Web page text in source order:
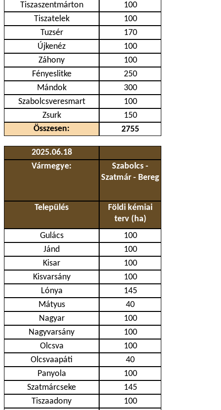
Tiszaszentmárton
100
Tiszatelek
100
Tuzsér
170
Újkenéz
100
Záhony
100
Fényeslitke
250
Mándok
300
Szabolcsveresmart
100
Zsurk
150
Összesen:
2755
2025.06.18
Vármegye:
Szabolcs -
Szatmár - Bereg
Település
Földi kémiai
terv (ha)
Gulács
100
Jánd
100
Kisar
100
Kisvarsány
100
Lónya
145
Mátyus
40
Nagyar
100
Nagyvarsány
100
Olcsva
100
Olcsvaapáti
40
Panyola
100
Szatmárcseke
145
Tiszaadony
100